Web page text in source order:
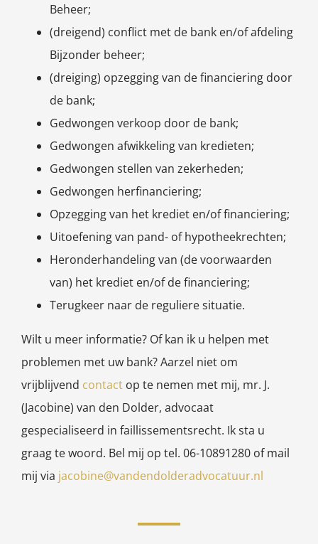
Beheer;
(dreigend) conflict met de bank en/of afdeling
Bijzonder beheer;
(dreiging) opzegging van de financiering door
de bank;
Gedwongen verkoop door de bank;
Gedwongen afwikkeling van kredieten;
Gedwongen stellen van zekerheden;
Gedwongen herfinanciering;
Opzegging van het krediet en/of financiering;
Uitoefening van pand- of hypotheekrechten;
Heronderhandeling van (de voorwaarden
van) het krediet en/of de financiering;
Terugkeer naar de reguliere situatie.
Wilt u meer informatie? Of kan ik u helpen met
problemen met uw bank? Aarzel niet om
vrijblijvend contactop te nemen met mij, mr. J.
(Jacobine) van den Dolder, advocaat
gespecialiseerd in faillissementsrecht. Ik sta u
graag te woord. Bel mij op tel. 06-10891280 of mail
mij via jacobine@vandendolderadvocatuur.nl